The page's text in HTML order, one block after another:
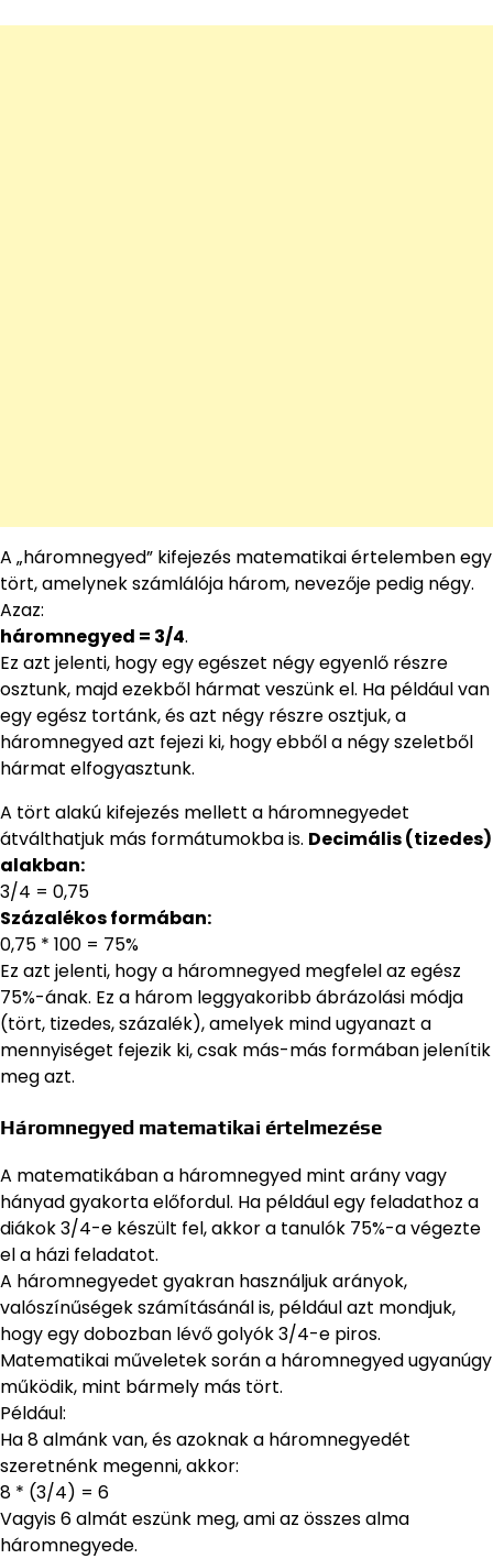
A „háromnegyed” kifejezés matematikai értelemben egy
tört, amelynek számlálója három, nevezője pedig négy.
Azaz:
háromnegyed = 3/4.
Ez azt jelenti, hogy egy egészet négy egyenlő részre
osztunk, majd ezekből hármat veszünk el. Ha például van
egy egész tortánk, és azt négy részre osztjuk, a
háromnegyed azt fejezi ki, hogy ebből a négy szeletből
hármat elfogyasztunk.
A tört alakú kifejezés mellett a háromnegyedet
átválthatjuk más formátumokba is. Decimális (tizedes)
alakban:
3/4 = 0,75
Százalékos formában:
0,75 * 100 = 75%
Ez azt jelenti, hogy a háromnegyed megfelel az egész
75%-ának. Ez a három leggyakoribb ábrázolási módja
(tört, tizedes, százalék), amelyek mind ugyanazt a
mennyiséget fejezik ki, csak más-más formában jelenítik
meg azt.
Háromnegyed matematikai értelmezése
A matematikában a háromnegyed mint arány vagy
hányad gyakorta előfordul. Ha például egy feladathoz a
diákok 3/4-e készült fel, akkor a tanulók 75%-a végezte
el a házi feladatot.
A háromnegyedet gyakran használjuk arányok,
valószínűségek számításánál is, például azt mondjuk,
hogy egy dobozban lévő golyók 3/4-e piros.
Matematikai műveletek során a háromnegyed ugyanúgy
működik, mint bármely más tört.
Például:
Ha 8 almánk van, és azoknak a háromnegyedét
szeretnénk megenni, akkor:
8 * (3/4) = 6
Vagyis 6 almát eszünk meg, ami az összes alma
háromnegyede.